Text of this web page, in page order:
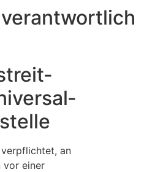
an
vor einer